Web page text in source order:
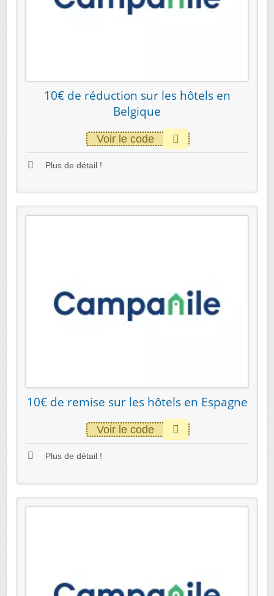
10€ de réduction sur les hôtels en
Belgique
Voir le code
Plus de détail !
10€ de remise sur les hôtels en Espagne
Voir le code
Plus de détail !